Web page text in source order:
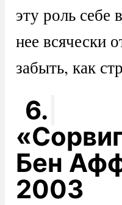
эту роль себе
нее всячески
забыть, как
6.
Бен
2003